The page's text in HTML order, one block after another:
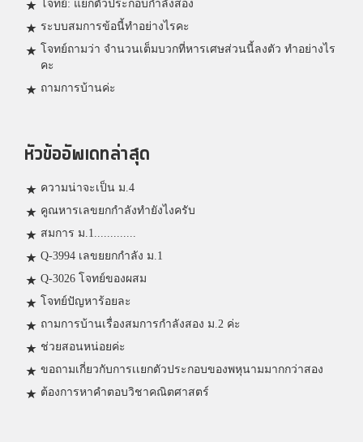
โจทย์: แยกตัวประกอบกำลังสอง
ระบบสมการข้อนี้ทำอย่างไรคะ
โจทย์ถามว่า จำนวนเต็มบวกที่หารเศษส่วนนี้ลงตัว ทำอย่างไร
คะ
ถามการบ้านค่ะ
หัวข้ออัพเดทล่าสุด
ความน่าจะเป็น ม.4
คูณหารเลขยกกำลังทำยังไงครับ
สมการ ม.1.............
Q-3994 เลขยยกกำลัง ม.1
Q-3026 โจทย์ของผสม
โจทย์ปัญหาร้อยละ
ถามการบ้านเรื่องสมการกำลังสอง ม.2 ค่ะ
ช่วยสอนหน่อยค่ะ
ขอถามเกี่ยวกับการเเยกตัวประกอบของพหุนามมากกว่าสอง
ต้องการหาคำตอบวิชาคณิตศาสตร์